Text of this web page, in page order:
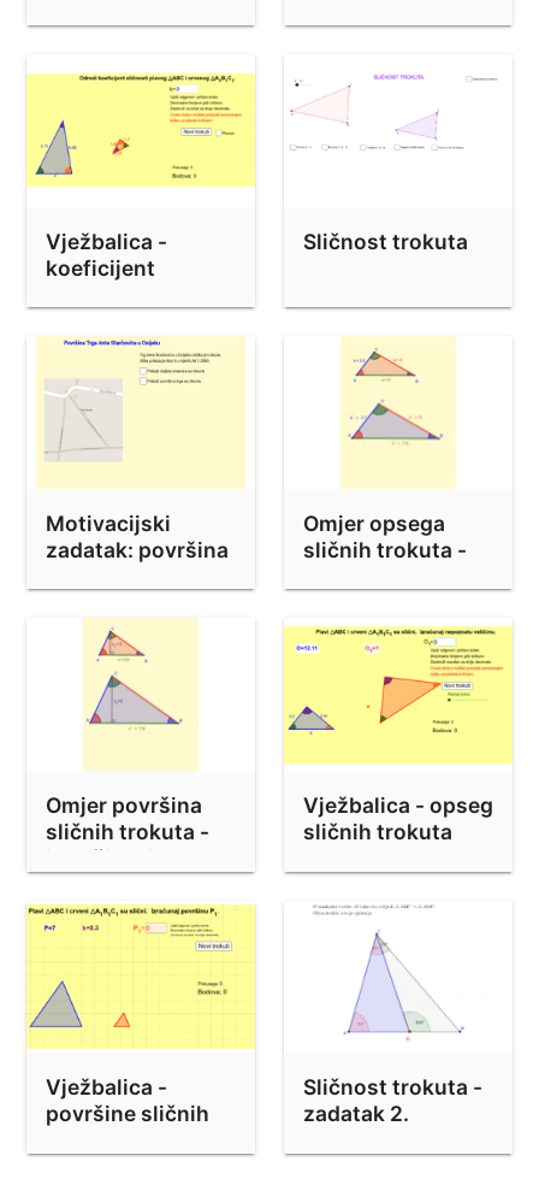
Vježbalica -
koeficijent
Sličnost trokuta
Motivacijski
zadatak: površina
Omjer opsega
sličnih trokuta -
Omjer površina
sličnih trokuta -
istraživanje
Vježbalica - opseg
sličnih trokuta
Vježbalica -
površine sličnih
Sličnost trokuta -
zadatak 2.